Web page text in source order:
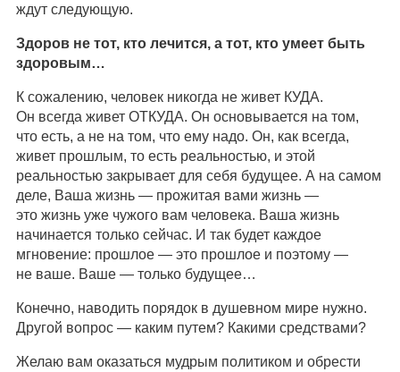
ждут следующую.
Здоров не тот, кто лечится, а тот, кто умеет быть
здоровым…
К сожалению, человек никогда не живет КУДА.
Он всегда живет ОТКУДА. Он основывается на том,
что есть, а не на том, что ему надо. Он, как всегда,
живет прошлым, то есть реальностью, и этой
реальностью закрывает для себя будущее. А на самом
деле, Ваша жизнь — прожитая вами жизнь —
это жизнь уже чужого вам человека. Ваша жизнь
начинается только сейчас. И так будет каждое
мгновение: прошлое — это прошлое и поэтому —
не ваше. Ваше — только будущее…
Конечно, наводить порядок в душевном мире нужно.
Другой вопрос — каким путем? Какими средствами?
Желаю вам оказаться мудрым политиком и обрести